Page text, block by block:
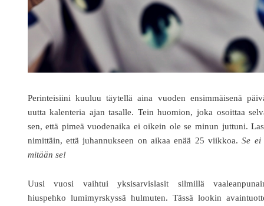
Perinteisiini kuuluu täytellä aina vuoden ensimmäisenä
uutta kalenteria ajan tasalle. Tein huomion, joka osoittaa
sen, että pimeä vuodenaika ei oikein ole se minun juttuni.
nimittäin, että juhannukseen on aikaa enää 25 viikkoa.Se ei
mitään se!
Uusi vuosi vaihtui yksisarvislasit silmillä
hiuspehko lumimyrskyssä hulmuten. Tässä lookin